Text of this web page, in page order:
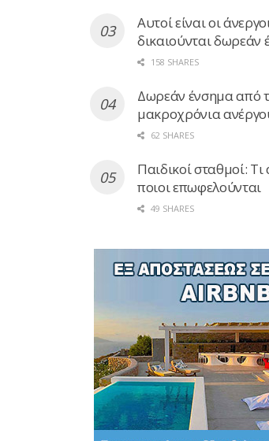
Αυτοί είναι οι
δικαιούνται δωρεάν
158 SHARES
Δωρεάν ένσημα από
μακροχρόνια
62 SHARES
Παιδικοί σταθμοί: Τι
ποιοι επωφελούνται
49 SHARES